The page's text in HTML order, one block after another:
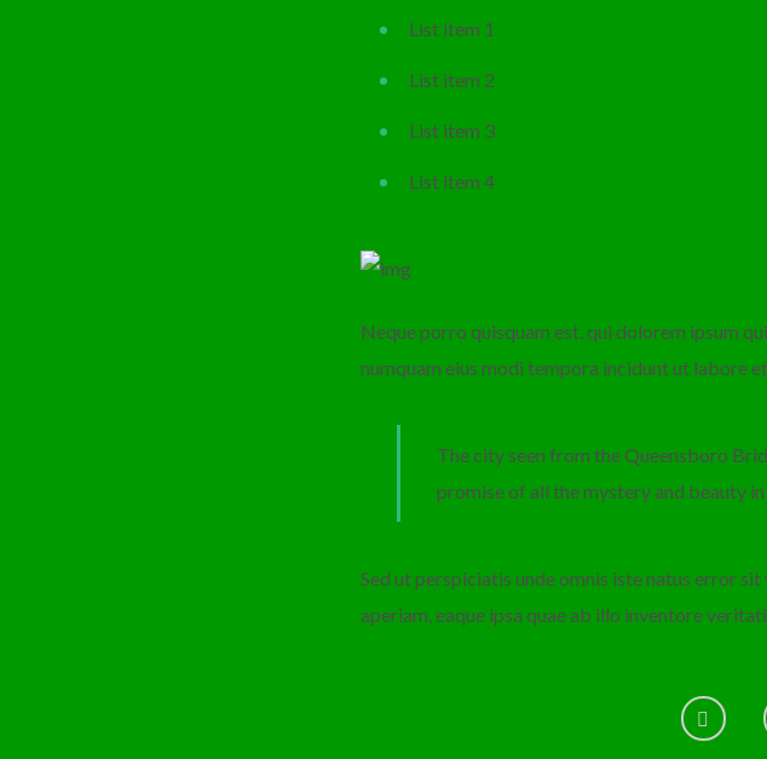
List item 1
List item 2
List item 3
List item 4
Neque porro quisquam est, qui dolorem ipsum
numquam eius modi tempora incidunt ut labore
The city seen from the Queensboro
promise of all the mystery and beauty
Sed ut perspiciatis unde omnis iste natus error
aperiam, eaque ipsa quae ab illo inventore